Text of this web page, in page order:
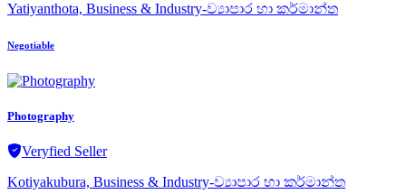
Yatiyanthota, Business & Industry-ව්‍යාපාර හා කර්මාන්ත
Negotiable
Photography
Veryfied Seller
Kotiyakubura, Business & Industry-ව්‍යාපාර හා කර්මාන්ත